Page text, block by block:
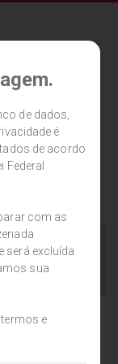
de dados,
é
de acordo
Federal
com as
será excluída
sua
e